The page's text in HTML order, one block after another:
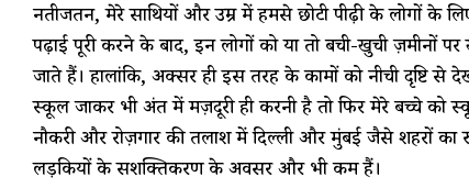
नतीजतन, मेरे साथियों और उम्र में हमसे छोटी पीढ़ी के लोगों के
पढ़ाई पूरी करने के बाद, इन लोगों को या तो बची-खुची ज़मीनों
जाते हैं। हालांकि, अक्सर ही इस तरह के कामों को नीची दृष्टि
स्कूल जाकर भी अंत में मज़दूरी ही करनी है तो फिर मेरे बच्चे को
नौकरी और रोज़गार की तलाश में दिल्ली और मुंबई जैसे शहरों
लड़कियों के सशक्तिकरण के अवसर और भी कम हैं।